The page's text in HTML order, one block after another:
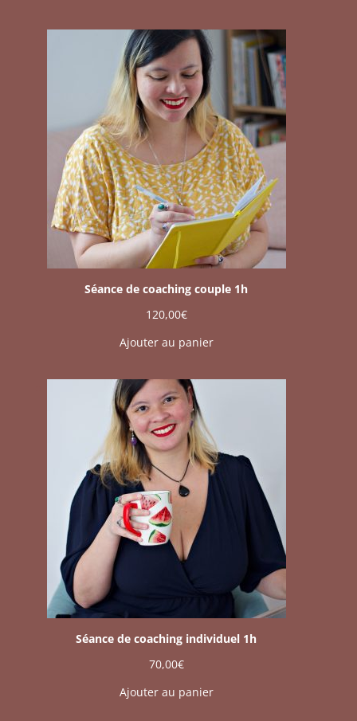
Séance de coaching couple 1h
120,00€
Ajouter au panier
Séance de coaching individuel 1h
70,00€
Ajouter au panier